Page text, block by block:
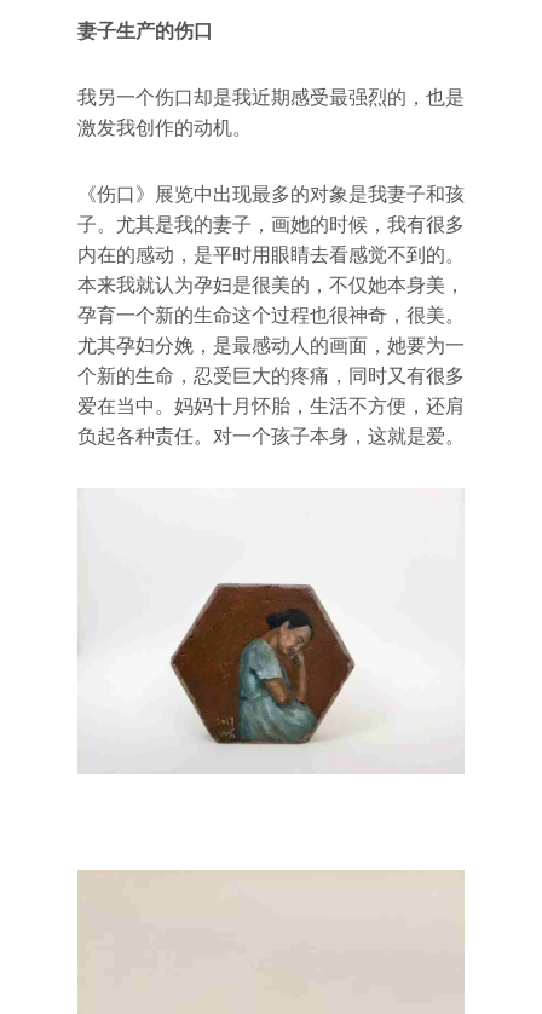
妻子生产的伤口
我另一个伤口却是我近期感受最强烈的，也是
激发我创作的动机。
《伤口》展览中出现最多的对象是我妻子和孩
子。尤其是我的妻子，画她的时候，我有很多
内在的感动，是平时用眼睛去看感觉不到的。
本来我就认为孕妇是很美的，不仅她本身美，
孕育一个新的生命这个过程也很神奇，很美。
尤其孕妇分娩，是最感动人的画面，她要为一
个新的生命，忍受巨大的疼痛，同时又有很多
爱在当中。妈妈十月怀胎，生活不方便，还肩
负起各种责任。对一个孩子本身，这就是爱。